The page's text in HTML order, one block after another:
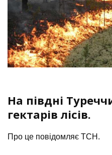
На півдні
гектарів лісів.
Про це повідомляє ТСН.